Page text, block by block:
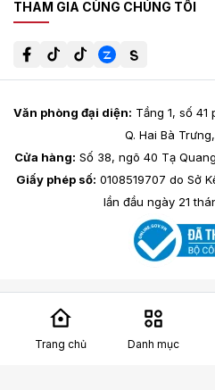
THAM GIA CÙNG CHÚNG TÔI
Văn phòng đại diện: Tầng 1, số 41
Q. Hai Bà
Cửa hàng: Số 38, ngõ 40 Tạ
Giấy phép số: 0108519707 do Sở
lần đầu ngày 21
Trang chủ Danh mục